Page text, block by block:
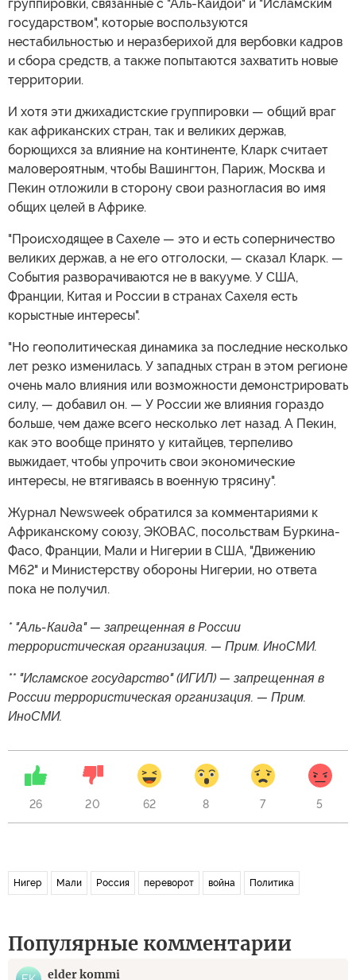
группировки, связанные с "Аль-Каидой" и "Исламским
государством", которые воспользуются
нестабильностью и неразберихой для вербовки кадров
и сбора средств, а также попытаются захватить новые
территории.
И хотя эти джихадистские группировки — общий враг
как африканских стран, так и великих держав,
борющихся за влияние на континенте, Кларк считает
маловероятным, чтобы Вашингтон, Париж, Москва и
Пекин отложили в сторону свои разногласия во имя
общих целей в Африке.
"Происходящее в Сахеле — это и есть соперничество
великих держав, а не его отголоски, — сказал Кларк. —
События разворачиваются не в вакууме. У США,
Франции, Китая и России в странах Сахеля есть
корыстные интересы".
"Но геополитическая динамика за последние несколько
лет резко изменилась. У западных стран в этом регионе
очень мало влияния или возможности демонстрировать
силу, — добавил он. — У России же влияния гораздо
больше, чем даже всего несколько лет назад. А Пекин,
как это вообще принято у китайцев, терпеливо
выжидает, чтобы упрочить свои экономические
интересы, не втягиваясь в военную трясину".
Журнал Newsweek обратился за комментариями к
Африканскому союзу, ЭКОВАС, посольствам Буркина-
Фасо, Франции, Мали и Нигерии в США, "Движению
M62" и Министерству обороны Нигерии, но ответа
пока не получил.
* "Аль-Каида" — запрещенная в России
террористическая организация. — Прим. ИноСМИ.
** "Исламское государство" (ИГИЛ) — запрещенная в
России террористическая организация. — Прим.
ИноСМИ.
26 20 62 8 7 5
Нигер Мали Россия переворот война Политика
Популярные комментарии
elder kommi